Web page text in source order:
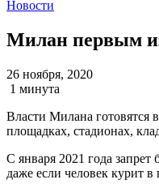
Новости
Милан первым
26 ноября, 2020
1 минута
Власти Милана готовятся
площадках, стадионах,
С января 2021 года
даже если человек курит